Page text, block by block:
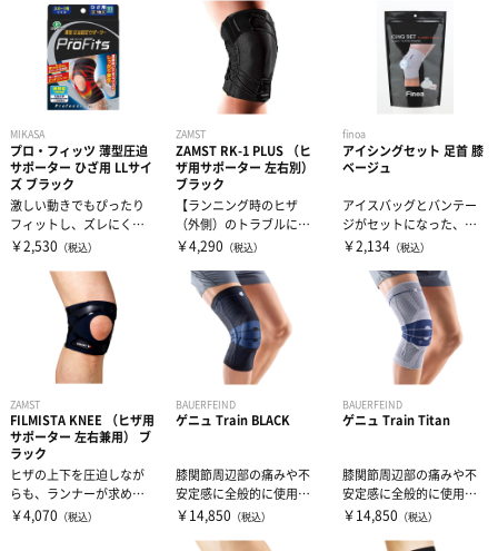
ウィンドブレーカー・ピステ
コート
レディース＆ジュニア
リカバリーウェア
リストバンド・ヘアバンド
その他
エクササイズマット
ケア・コンディション
MIKASA
プロ・フィッツ 薄型圧迫
サポーター ひざ用 LLサイ
ズ ブラック
激しい動きでもぴったり
フィットし、ズレにく
い。薄さ0.6mmなのにし
￥2,530 （税込）
ZAMST
ZAMST RK-1 PLUS （ヒ
ザ用サポーター 左右別）
ブラック
【ランニング時のヒザ
（外側）のトラブルに】
ヒザの外側へ負担のかか
￥4,290 （税込）
finoa
アイシングセット 足首 膝
ベージュ
アイスバッグとバンテー
ジがセットになった、ア
スレチックトレーナーが
￥2,134（税込）
ZAMST
FILMISTA KNEE （ヒザ用
サポーター 左右兼用） ブ
ラック
ヒザの上下を圧迫しなが
らも、ランナーが求める
薄さと軽さを追求。「フ
￥4,070 （税込）
BAUERFEIND
ゲニュ Train BLACK
膝関節周辺部の痛みや不
安定感に全般的に使用で
きる膝サポーター。膝関
￥14,850 （税込）
BAUERFEIND
ゲニュ Train Titan
膝関節周辺部の痛みや不
安定感に全般的に使用で
きる膝サポーター。膝関
￥14,850 （税込）